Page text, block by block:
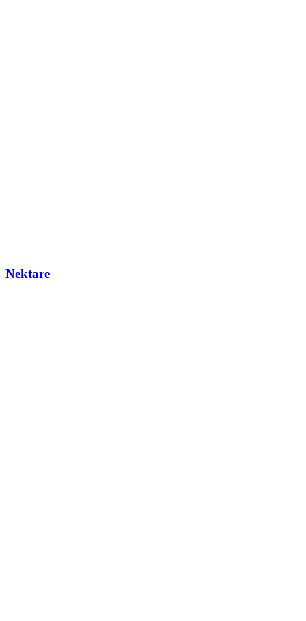
Nektare